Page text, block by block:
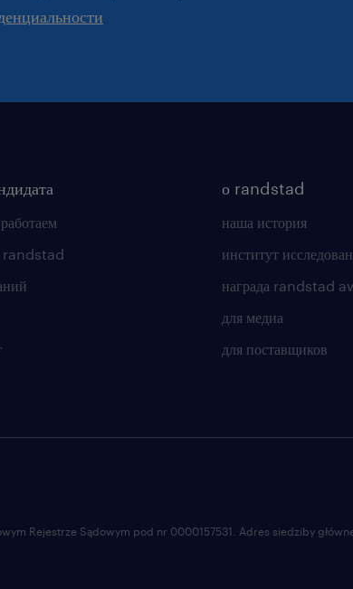
randstad
о randstad
наша история
институт
награда randstad
для медиа
для поставщиков
Rejestrze Sądowym pod nr 0000157531. Adres siedziby